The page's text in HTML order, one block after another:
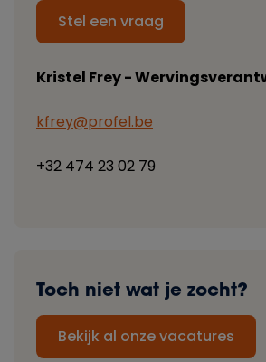
Stel een vraag
Kristel Frey -
kfrey@profel.be
+32 474 23 02 79
Toch niet wat je zocht?
Bekijk al onze vacatures